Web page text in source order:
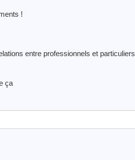
!
entre professionnels et particuliers
ça